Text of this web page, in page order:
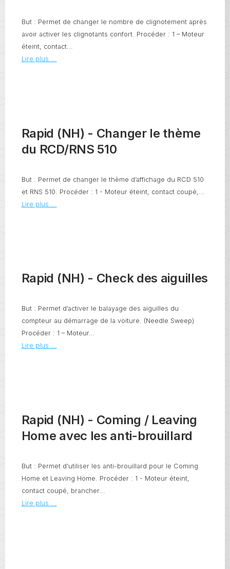
But : Permet de changer le nombre de clignotement après
avoir activer les clignotants confort. Procéder : 1 – Moteur
éteint, contact...
Lire plus ...
Rapid (NH) - Changer le thème
du RCD/RNS 510
But : Permet de changer le thème d’affichage du RCD 510
et RNS 510. Procéder : 1 - Moteur éteint, contact coupé,...
Lire plus ...
Rapid (NH) - Check des aiguilles
But : Permet d’activer le balayage des aiguilles du
compteur au démarrage de la voiture. (Needle Sweep)
Procéder : 1 – Moteur...
Lire plus ...
Rapid (NH) - Coming / Leaving
Home avec les anti-brouillard
But : Permet d'utiliser les anti-brouillard pour le Coming
Home et Leaving Home. Procéder : 1 - Moteur éteint,
contact coupé, brancher...
Lire plus ...